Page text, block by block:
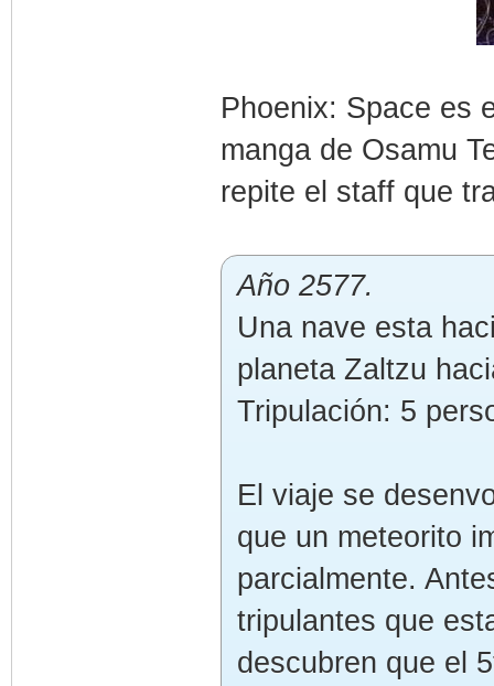
Phoenix: Space es
manga de Osamu
repite el staff que
Año 2577.
Una nave esta
planeta Zaltzu
Tripulación: 5
El viaje se
que un meteorito
parcialmente.
tripulantes que
descubren que el